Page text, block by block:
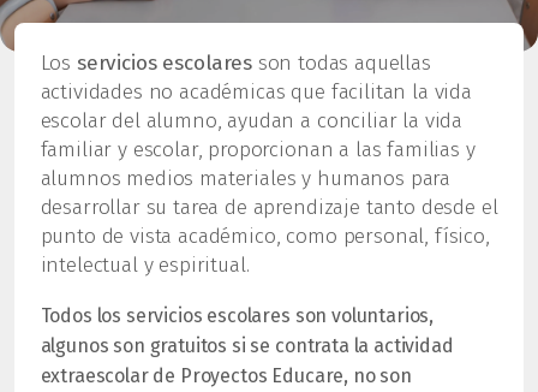
Los servicios escolaresson todas aquellas
actividades no académicas que facilitan la vida
escolar del alumno, ayudan a conciliar la vida
familiar y escolar, proporcionan a las familias y
alumnos medios materiales y humanos para
desarrollar su tarea de aprendizaje tanto desde el
punto de vista académico, como personal, físico,
intelectual y espiritual.
Todos los servicios escolares son voluntarios,
algunos son gratuitos si se contrata la actividad
extraescolar de Proyectos Educare, no son